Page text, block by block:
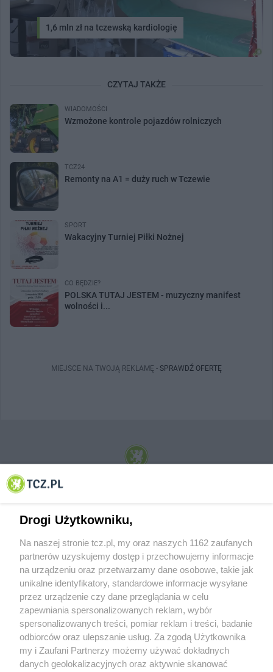
1,6 mln zł na tczewską kardiologię
CZYTAJ TAKŻE
WIADOMOŚCI
Wzmożone kontrole pojazdów rolniczych
TCZ24
Remonty na A1 = duży ruch w Tczewie
SPORT
Wakacyjny Turniej Piłki Nożnej
CO BĘDZIE?
POLSKA TUTAJ JESTEM - muzyczny manifest
wolności i...
MIEJSCE NA TWOJĄ REKLAMĘ - SPRAWDŹ OFERTĘ
© 2001-2026 Tczew - TCZ.PL Sp. z o.o. Internetowy Serwis Informacyjny Miasta
O FIRMIE POLITYKA PRYWATNOŚCI HOSTING
REKLAMA WSPÓŁPRACA RSS FACEBOOK KONTAKT
Nasze serwisy
Drogi Użytkowniku,
Na naszej stronie tcz.pl, my oraz naszych 1162 zaufanych
partnerów uzyskujemy dostęp i przechowujemy informacje
na urządzeniu oraz przetwarzamy dane osobowe, takie jak
unikalne identyfikatory, standardowe informacje wysyłane
przez urządzenie czy dane przeglądania w celu
zapewniania spersonalizowanych reklam, wybór
spersonalizowanych treści, pomiar reklam i treści, badanie
odbiorców oraz ulepszanie usług. Za zgodą Użytkownika
my i Zaufani Partnerzy możemy używać dokładnych
danych geolokalizacyjnych oraz aktywnie skanować